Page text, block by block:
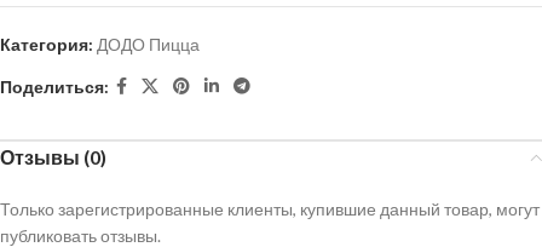
Категория: ДОДО Пицца
Поделиться:
Отзывы (0)
Только зарегистрированные клиенты, купившие данный товар, могут
публиковать отзывы.